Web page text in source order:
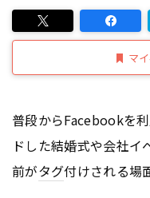
マ
普段からFacebookを
ドした結婚式や会社
前がタグ付けされる場